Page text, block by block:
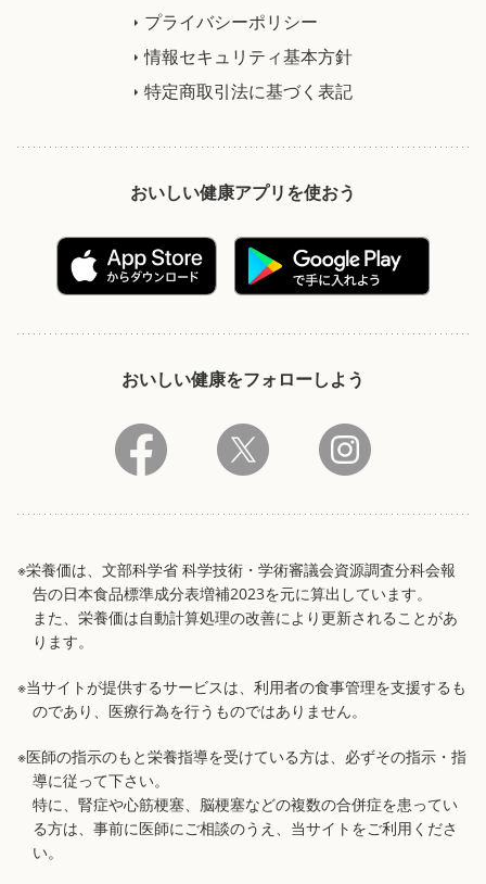
プライバシーポリシー
情報セキュリティ基本方針
特定商取引法に基づく表記
おいしい健康アプリを使おう
おいしい健康をフォローしよう
※栄養価は、文部科学省 科学技術・学術審議会資源調査分科会報
告の日本食品標準成分表増補2023を元に算出しています。
また、栄養価は自動計算処理の改善により更新されることがあ
ります。
※当サイトが提供するサービスは、利用者の食事管理を支援するも
のであり、医療行為を行うものではありません。
※医師の指示のもと栄養指導を受けている方は、必ずその指示・指
導に従って下さい。
特に、腎症や心筋梗塞、脳梗塞などの複数の合併症を患ってい
る方は、事前に医師にご相談のうえ、当サイトをご利用くださ
い。